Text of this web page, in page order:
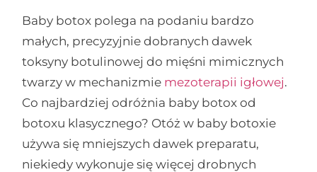
Baby botox polega na podaniu bardzo
małych, precyzyjnie dobranych dawek
toksyny botulinowej do mięśni mimicznych
twarzy w mechanizmie mezoterapii igłowej.
Co najbardziej odróżnia baby botox od
botoxu klasycznego? Otóż w baby botoxie
używa się mniejszych dawek preparatu,
niekiedy wykonuje się więcej drobnych